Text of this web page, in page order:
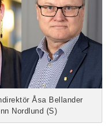
Åsa Bellander
Nordlund (S)